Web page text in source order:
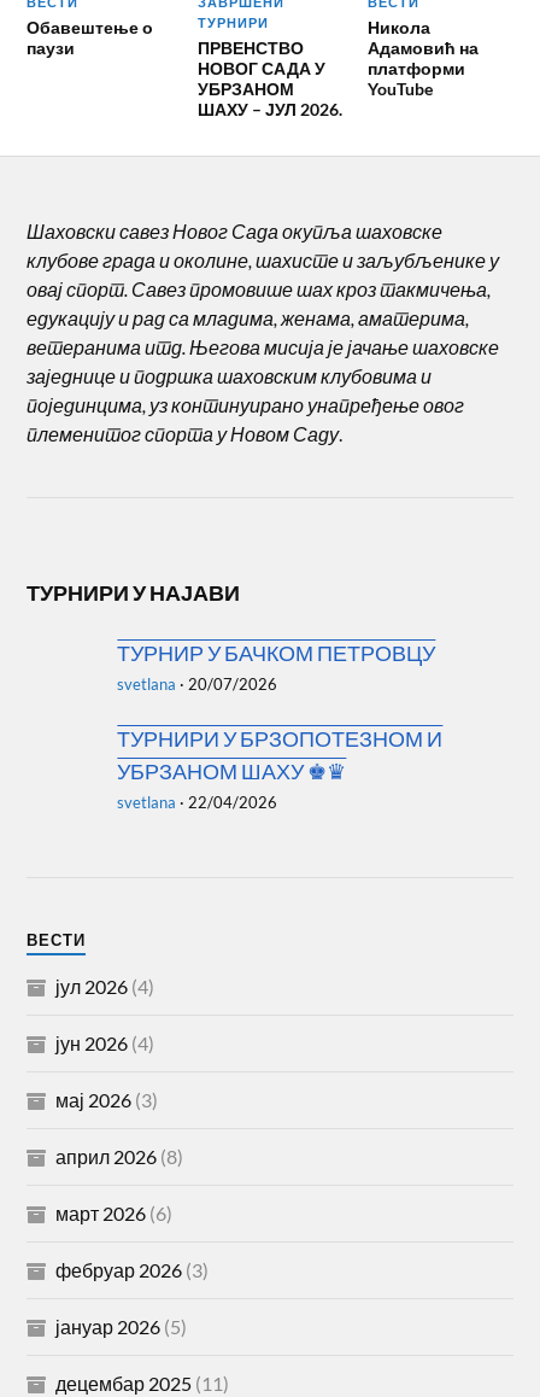
Обавештење о
паузи
ТУРНИРИ
ПРВЕНСТВО
НОВОГ САДА У
УБРЗАНОМ
ШАХУ – ЈУЛ 2026.
Никола
Адамовић на
платформи
YouTube
Шаховски савез Новог Сада окупља шаховске
клубове града и околине, шахисте и заљубљенике у
овај спорт. Савез промовише шах кроз такмичења,
едукацију и рад са младима, женама, аматерима,
ветеранима итд. Његова мисија је јачање шаховске
заједнице и подршка шаховским клубовима и
појединцима, уз континуирано унапређење овог
племенитог спорта у Новом Саду.
ТУРНИРИ У НАЈАВИ
ТУРНИР У БАЧКОМ ПЕТРОВЦУ
svetlana · 20/07/2026
ТУРНИРИ У БРЗОПОТЕЗНОМ И
УБРЗАНОМ ШАХУ ♚♛
svetlana · 22/04/2026
ВЕСТИ
јул 2026 (4)
јун 2026 (4)
мај 2026 (3)
април 2026 (8)
март 2026 (6)
фебруар 2026 (3)
јануар 2026 (5)
децембар 2025 (11)